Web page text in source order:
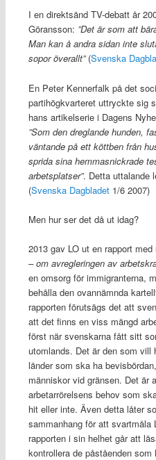
I en direktsänd TV-debatt år
Göransson: ”Det är som att
Man kan å andra sidan inte
sopor överallt”(Svenska
En Peter Kennerfalk på det
partihögkvarteret uttryckte sig
hans artikelserie i Dagens
”Som den dreglande hunden,
väntande på ett köttben från
sprida sina hemmasnickrade
arbetsplatser”. Detta uttalande
(Svenska Dagbladet1/6 2007)
Men hur ser det då ut idag?
2013 gav LO ut en rapport med
– om avregleringen av
en omsorg för immigranterna,
behålla den ovannämnda
rapporten förutsägs det att
att det finns en viss mängd
först när svenskarna fått sitt
utomlands. Det är den som vill
länder som ska ha
människor vid gränsen. Det är
arbetarrörelsens behov som
hit eller inte. Även detta låter
sammanhang för att svartmåla
rapporten i sin helhet går att
kontrollera de påståenden som